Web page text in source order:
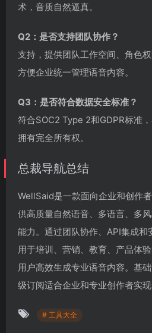
术，音质自然逼真。
Q2：是否支持团队协作？
支持，提供团队工作空间、角色
方便企业统一管理语音内容。
Q3：是否符合数据安全标准？
符合SOC2 Type 2和GDPR标准
拥有完全所有权。
总裁导航总结
WellSaid是一款面向企业和创作
供高质量自然语音、多语言、多
能力。通过团队协作、API集成和
用于培训、营销、教育、产品体
用户高效生成专业语音内容。基
级订阅适合企业和专业创作者实现
# 工具大全